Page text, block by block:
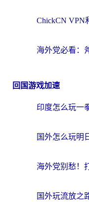
回国游戏加速